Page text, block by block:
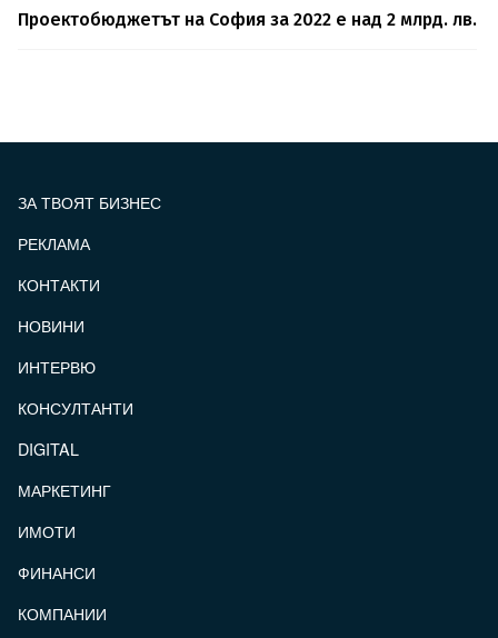
Проектобюджетът на София за 2022 е над 2 млрд. лв.
ЗА ТВОЯТ БИЗНЕС
РЕКЛАМА
КОНТАКТИ
НОВИНИ
ИНТЕРВЮ
КОНСУЛТАНТИ
DIGITAL
МАРКЕТИНГ
ИМОТИ
ФИНАНСИ
КОМПАНИИ